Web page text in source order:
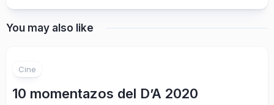
You may also like
Cine
10 momentazos del D’A 2020